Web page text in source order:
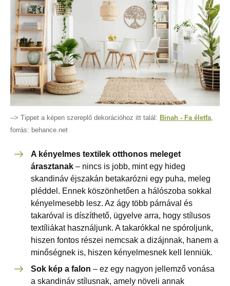
--> Tippet a képen szereplő dekorációhoz itt talál: Binah - Fa életfa
forrás: behance.net
A kényelmes textilek otthonos meleget
árasztanak – nincs is jobb, mint egy hideg
skandináv éjszakán betakarózni egy puha, meleg
pléddel. Ennek köszönhetően a hálószoba sokkal
kényelmesebb lesz. Az ágy több párnával és
takaróval is díszíthető, ügyelve arra, hogy stílusos
textíliákat használjunk. A takarókkal ne spóroljunk,
hiszen fontos részei nemcsak a dizájnnak, hanem a
minőségnek is, hiszen kényelmesnek kell lenniük.
Sok kép a falon – ez egy nagyon jellemző vonása
a skandináv stílusnak, amely növeli annak